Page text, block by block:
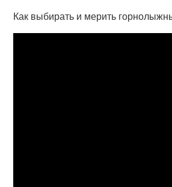
Как выбирать и мерить